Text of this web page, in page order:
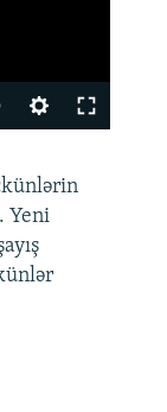
360p
480p
720p
Yeni